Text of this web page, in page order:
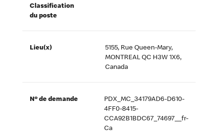
Classification
du poste
Lieu(x)
5155, Rue Queen-Mary,
MONTREAL QC H3W 1X6,
Canada
Nº de demande
PDX_MC_34179AD6-D610-
4FF0-8415-
CCA92B1BDC67_74697__fr-
Ca